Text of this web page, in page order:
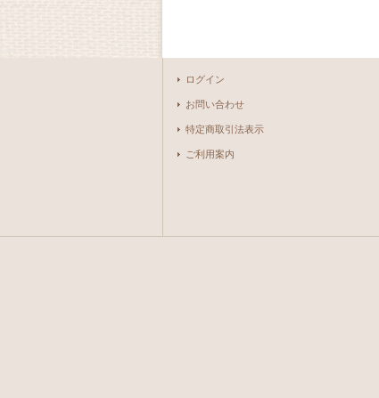
ログイン
お問い合わせ
特定商取引法表示
ご利用案内